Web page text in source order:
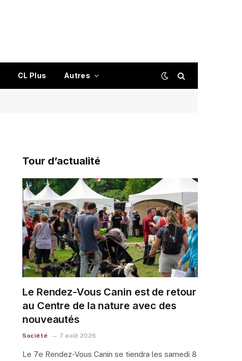
CL Plus Autres
Tour d’actualité
Le Rendez-Vous Canin est de retour
au Centre de la nature avec des
nouveautés
Société 7 août 2026
Le 7e Rendez-Vous Canin se tiendra les samedi 8